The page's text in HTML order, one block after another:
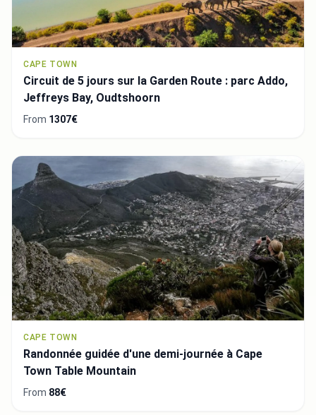
CAPE TOWN
Circuit de 5 jours sur la Garden Route : parc Addo,
Jeffreys Bay, Oudtshoorn
From 1307€
CAPE TOWN
Randonnée guidée d'une demi-journée à Cape
Town Table Mountain
From 88€